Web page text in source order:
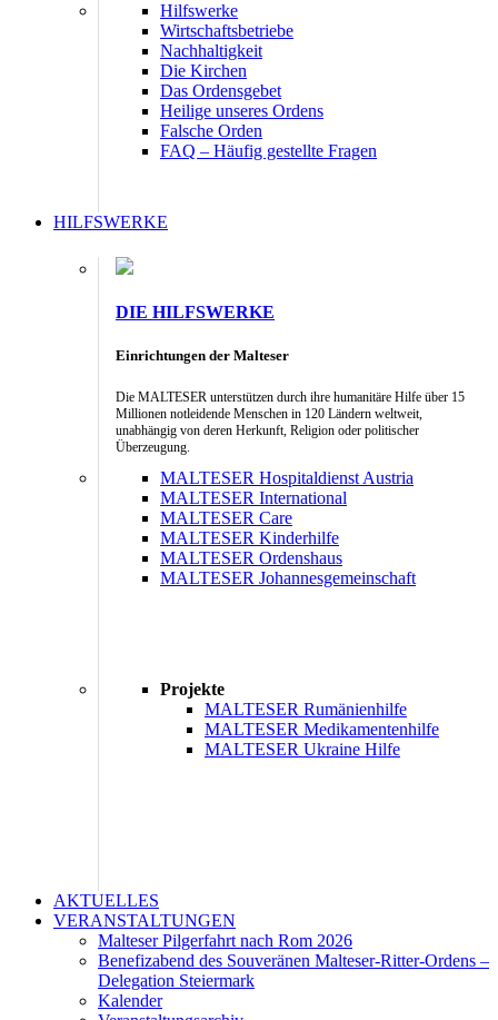
Hilfswerke
Wirtschaftsbetriebe
Nachhaltigkeit
Die Kirchen
Das Ordensgebet
Heilige unseres Ordens
Falsche Orden
FAQ – Häufig gestellte Fragen
HILFSWERKE
DIE HILFSWERKE
Einrichtungen der Malteser
Die MALTESER unterstützen durch ihre humanitäre Hilfe über 15
Millionen notleidende Menschen in 120 Ländern weltweit,
unabhängig von deren Herkunft, Religion oder politischer
Überzeugung.
MALTESER Hospitaldienst Austria
MALTESER International
MALTESER Care
MALTESER Kinderhilfe
MALTESER Ordenshaus
MALTESER Johannesgemeinschaft
Projekte
MALTESER Rumänienhilfe
MALTESER Medikamentenhilfe
MALTESER Ukraine Hilfe
AKTUELLES
VERANSTALTUNGEN
Malteser Pilgerfahrt nach Rom 2026
Benefizabend des Souveränen Malteser-Ritter-Ordens –
Delegation Steiermark
Kalender